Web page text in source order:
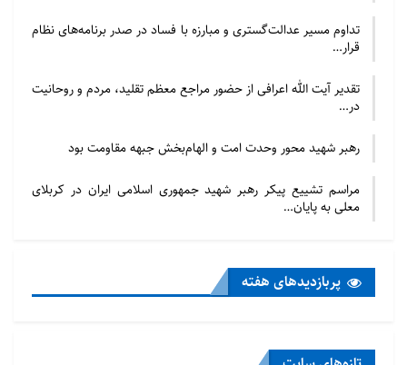
تداوم مسیر عدالت‌گستری و مبارزه با فساد در صدر برنامه‌های نظام
قرار…
تقدیر آیت الله اعرافی از حضور مراجع معظم تقلید، مردم و روحانیت
در…
رهبر شهید محور وحدت امت و الهام‌بخش جبهه مقاومت بود
مراسم تشییع پیکر رهبر شهید جمهوری اسلامی ایران در کربلای
معلی به پایان…
پربازدید‌های هفته